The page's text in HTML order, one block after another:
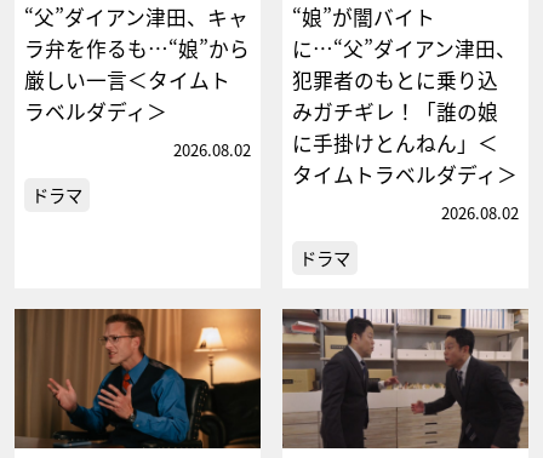
“父”ダイアン津田、キャ
ラ弁を作るも…“娘”から
厳しい一言＜タイムト
ラベルダディ＞
2026.08.02
ドラマ
“娘”が闇バイト
に…“父”ダイアン津田、
犯罪者のもとに乗り込
みガチギレ！「誰の娘
に手掛けとんねん」＜
タイムトラベルダディ＞
2026.08.02
ドラマ